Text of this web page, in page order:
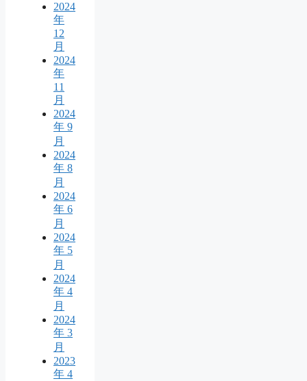
2024
年
12
月
2024
年
11
月
2024
年 9
月
2024
年 8
月
2024
年 6
月
2024
年 5
月
2024
年 4
月
2024
年 3
月
2023
年 4